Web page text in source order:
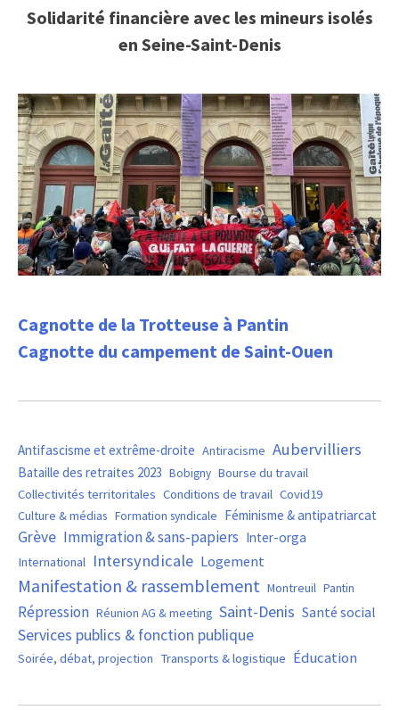
Solidarité financière avec les mineurs isolés
en Seine-Saint-Denis
Cagnotte de la Trotteuse à Pantin
Cagnotte du campement de Saint-Ouen
Antifascisme et extrême-droite Antiracisme Aubervilliers
Bataille des retraites 2023 Bobigny Bourse du travail
Collectivités territoritales Conditions de travail Covid19
Culture & médias Formation syndicale Féminisme & antipatriarcat
Grève Immigration & sans-papiers Inter-orga
International Intersyndicale Logement
Manifestation & rassemblement Montreuil Pantin
Répression Réunion AG & meeting Saint-Denis Santé social
Services publics & fonction publique
Soirée, débat, projection Transports & logistique Éducation